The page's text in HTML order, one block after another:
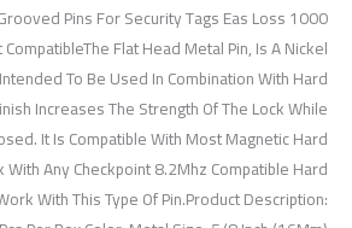
Grooved Pins For Security Tags Eas Loss
Flat Head Metal Pin, Is A Nickel
To Be Used In Combination With Hard
Increases The Strength Of The Lock While
It Is Compatible With Most Magnetic Hard
With Any Checkpoint 8.2Mhz Compatible Hard
With This Type Of Pin.Product Description: